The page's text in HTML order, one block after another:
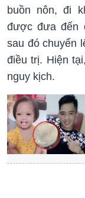
buồn nôn, đi
được đưa đến
sau đó chuyển
điều trị. Hiện
nguy kịch.